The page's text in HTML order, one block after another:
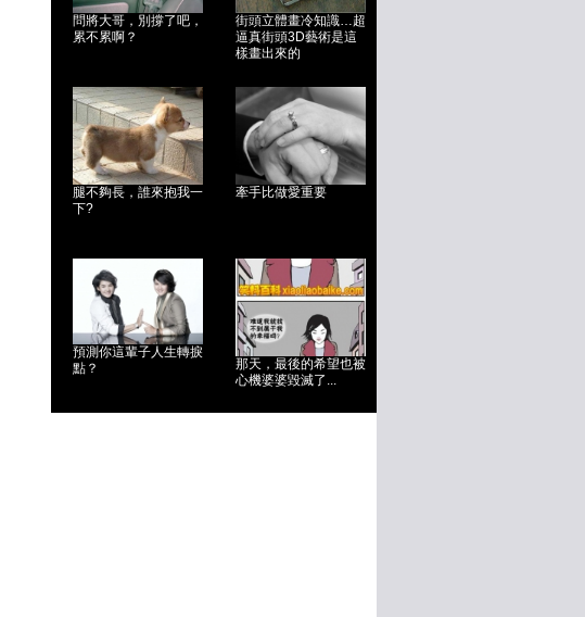
問將大哥，別撐了吧，
累不累啊？
街頭立體畫冷知識…超
逼真街頭3D藝術是這
樣畫出來的
腿不夠長，誰來抱我一
下?
牽手比做愛重要
預測你這輩子人生轉捩
點？
那天，最後的希望也被
心機婆婆毀滅了...